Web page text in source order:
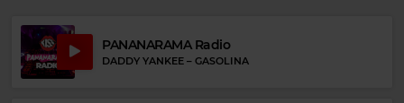
PANANARAMA Radio
DADDY YANKEE – GASOLINA